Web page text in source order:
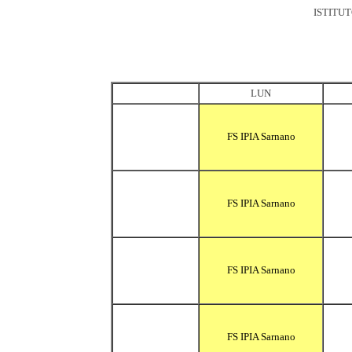
LUN
FS IPIA Sarnano
FS IPIA Sarnano
FS IPIA Sarnano
FS IPIA Sarnano